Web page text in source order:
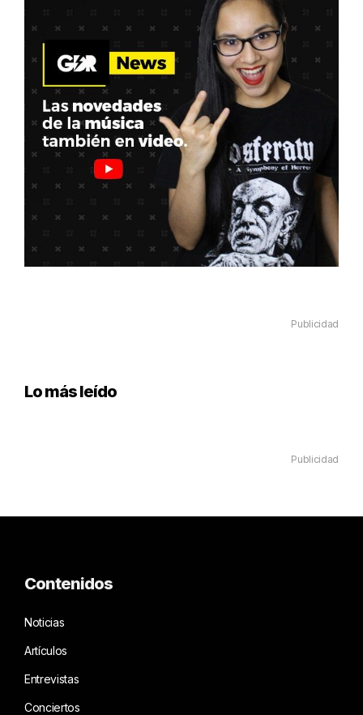
Publicidad
Lo más leído
Publicidad
Contenidos
Noticias
Artículos
Entrevistas
Conciertos